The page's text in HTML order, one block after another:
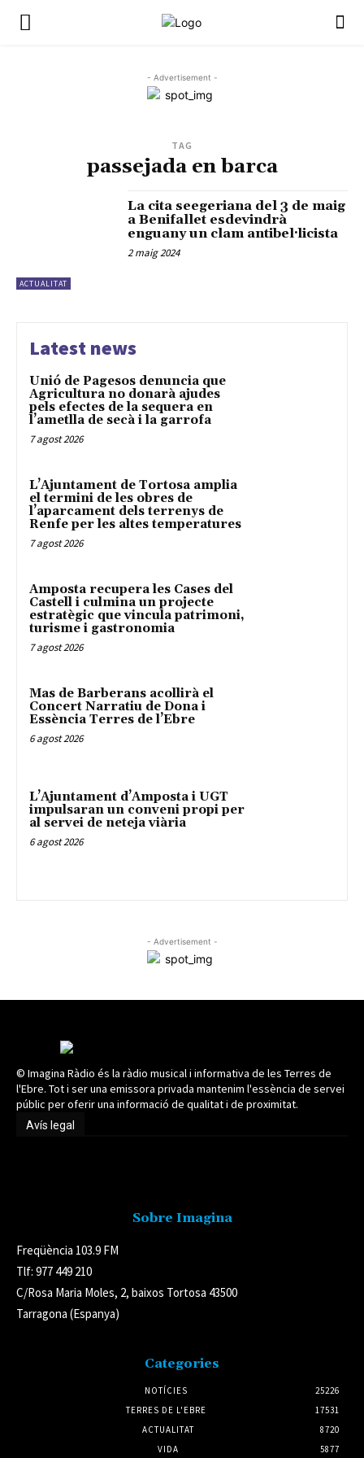
- Advertisement -
TAG
passejada en barca
ACTUALITAT
La cita seegeriana del 3 de maig
a Benifallet esdevindrà
enguany un clam antibel·licista
2 maig 2024
Latest news
Unió de Pagesos denuncia que
Agricultura no donarà ajudes
pels efectes de la sequera en
l’ametlla de secà i la garrofa
7 agost 2026
L’Ajuntament de Tortosa amplia
el termini de les obres de
l’aparcament dels terrenys de
Renfe per les altes temperatures
7 agost 2026
Amposta recupera les Cases del
Castell i culmina un projecte
estratègic que vincula patrimoni,
turisme i gastronomia
7 agost 2026
Mas de Barberans acollirà el
Concert Narratiu de Dona i
Essència Terres de l’Ebre
6 agost 2026
L’Ajuntament d’Amposta i UGT
impulsaran un conveni propi per
al servei de neteja viària
6 agost 2026
- Advertisement -
© Imagina Ràdio és la ràdio musical i informativa de les Terres de
l'Ebre. Tot i ser una emissora privada mantenim l'essència de servei
públic per oferir una informació de qualitat i de proximitat.
Avís legal
Sobre Imagina
Freqüència 103.9 FM
Tlf: 977 449 210
C/Rosa Maria Moles, 2, baixos Tortosa 43500
Tarragona (Espanya)
Categories
NOTÍCIES
25226
TERRES DE L'EBRE
17531
ACTUALITAT
8720
VIDA
5877